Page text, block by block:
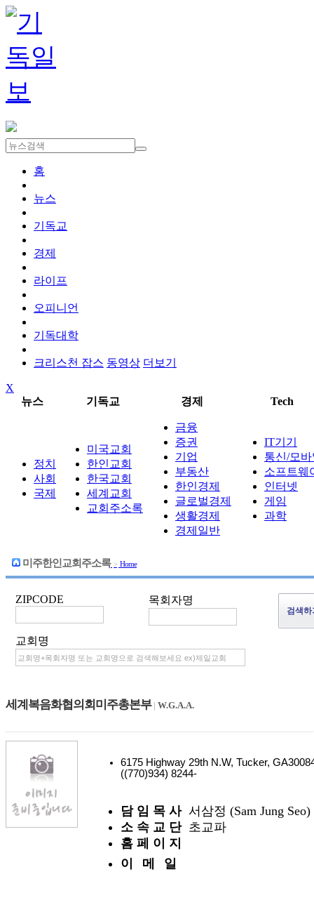
홈
뉴스
기독교
경제
라이프
오피니언
기독대학
크리스천 잡스 동영상 더보기
X
뉴스
기독교 경제 Tech
정치
사회
국제
미국교회
한인교회
한국교회
세계교회
교회주소록
금융
증권
기업
부동산
한인경제
글로벌경제
생활경제
경제일반
IT기기
통신/모
소프트웨
인터넷
게임
과학
미주한인교회주소록 > Home
ZIPCODE 목회자명
교회명
세계복음화협의회미주총본부 | W.G.A.A.
6175 Highway 29th N.W, Tucker,
((770)934) 8244-
담 임 목 사 서삼정 (Sam Jung Seo)
소 속 교 단 초교파
홈 페 이 지
이 메 일